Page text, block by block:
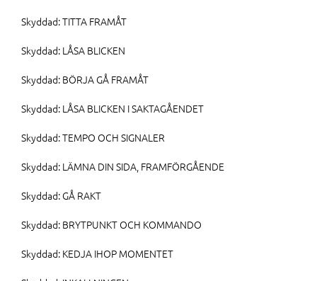
Skyddad: TITTA FRAMÅT
Skyddad: LÅSA BLICKEN
Skyddad: BÖRJA GÅ FRAMÅT
Skyddad: LÅSA BLICKEN I SAKTAGÅENDET
Skyddad: TEMPO OCH SIGNALER
Skyddad: LÄMNA DIN SIDA, FRAMFÖRGÅENDE
Skyddad: GÅ RAKT
Skyddad: BRYTPUNKT OCH KOMMANDO
Skyddad: KEDJA IHOP MOMENTET